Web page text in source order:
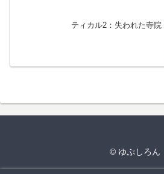
ティカル2：失われた寺院
© ゆぷしろん